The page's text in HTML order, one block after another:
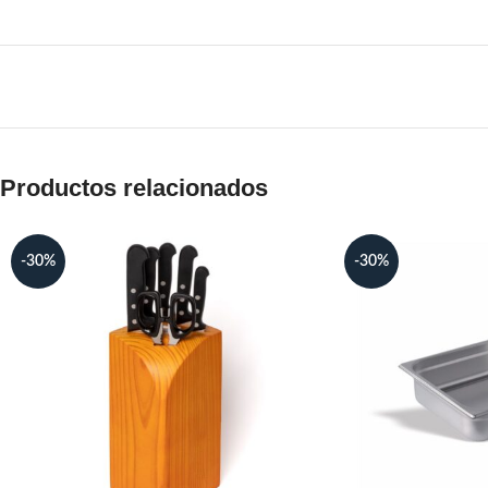
Productos relacionados
-30% -30%